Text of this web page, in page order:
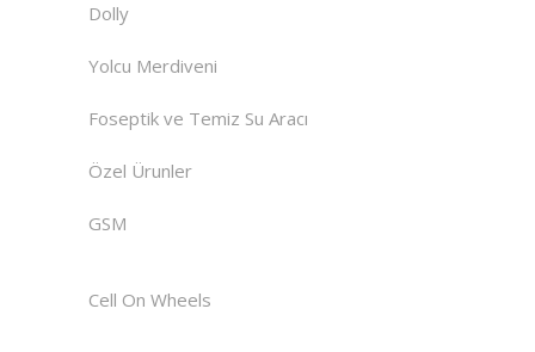
Dolly
Yolcu Merdiveni
Foseptik ve Temiz Su Aracı
Özel Ürunler
GSM
Cell On Wheels